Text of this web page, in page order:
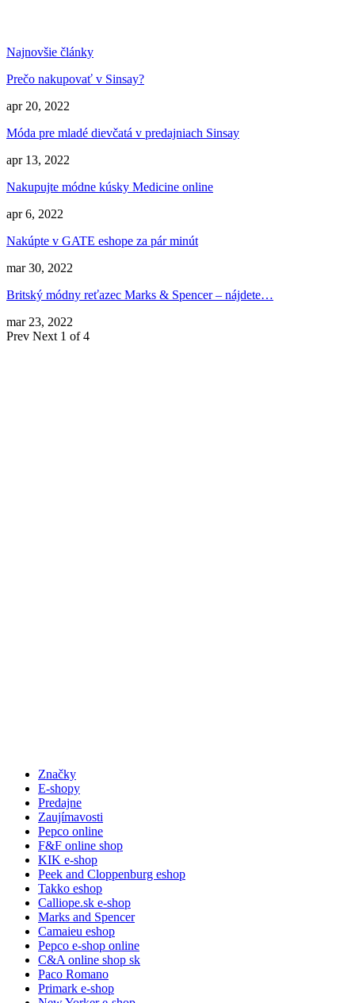
Najnovšie články
Prečo nakupovať v Sinsay?
apr 20, 2022
Móda pre mladé dievčatá v predajniach Sinsay
apr 13, 2022
Nakupujte módne kúsky Medicine online
apr 6, 2022
Nakúpte v GATE eshope za pár minút
mar 30, 2022
Britský módny reťazec Marks & Spencer – nájdete…
mar 23, 2022
Prev Next 1 of 4
Značky
E-shopy
Predajne
Zaujímavosti
Pepco online
F&F online shop
KIK e-shop
Peek and Cloppenburg eshop
Takko eshop
Calliope.sk e-shop
Marks and Spencer
Camaieu eshop
Pepco e-shop online
C&A online shop sk
Paco Romano
Primark e-shop